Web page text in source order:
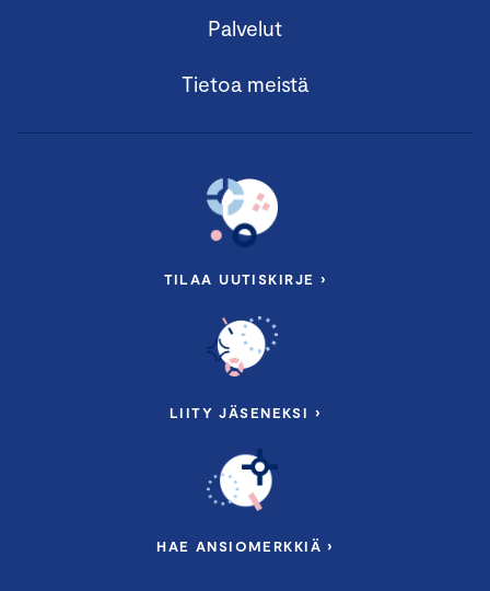
Palvelut
Tietoa meistä
TILAA UUTISKIRJE ›
LIITY JÄSENEKSI ›
HAE ANSIOMERKKIÄ ›